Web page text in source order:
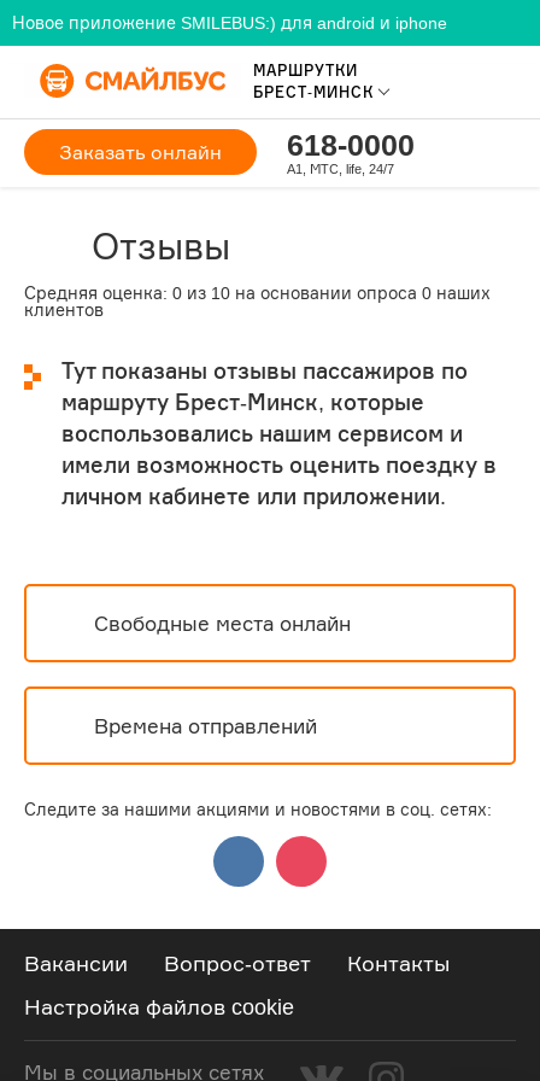
Новое приложение SMILEBUS:) для android и iphone
МАРШРУТКИ
БРЕСТ-МИНСК
Заказать онлайн 618-0000
A1, МТС, life, 24/7
Отзывы
Средняя оценка: 0 из 10 на основании опроса 0 наших
клиентов
Тут показаны отзывы пассажиров по
маршруту Брест-Минск, которые
воспользовались нашим сервисом и
имели возможность оценить поездку в
личном кабинете или приложении.
Свободные места онлайн
Времена отправлений
Следите за нашими акциями и новостями в соц. сетях:
Вакансии Вопрос-ответ
Контакты
Настройка файлов cookie
Мы в социальных сетях